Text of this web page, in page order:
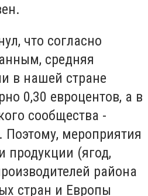
что согласно
средняя
в нашей стране
0,30 евроцентов, а в
сообщества -
мероприятия
продукции (ягод,
района
стран и Европы